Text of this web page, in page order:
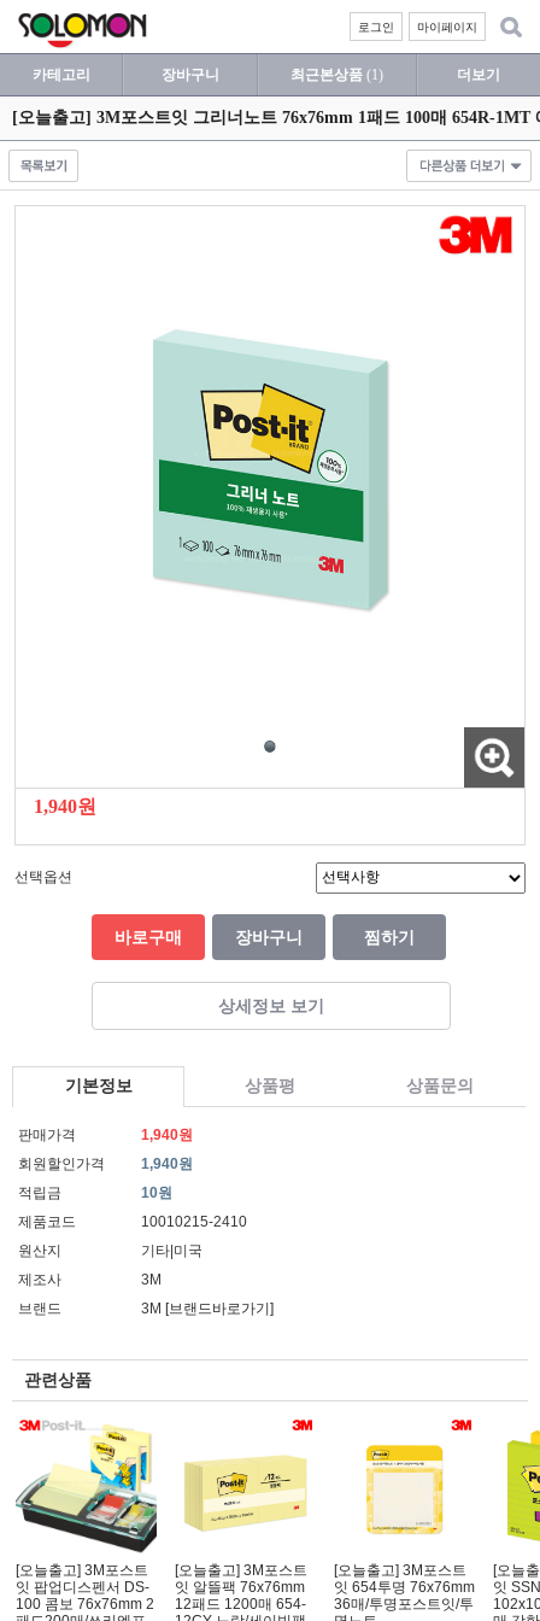
마이페이지
로그인
카테고리 장바구니 최근본상품 (1) 더보기
[오늘출고] 3M포스트잇 그리너노트 76x76mm 1패드 100매 654R-1MT
1,940원
선택옵션
바로구매 장바구니 찜하기
상세정보 보기
기본정보 상품평 상품문의
판매가격
1,940원
회원할인가격
1,940원
적립금
10원
제품코드
10010215-2410
원산지
기타|미국
제조사
3M
브랜드
3M [브랜드바로가기]
관련상품
[오늘출고] 3M포스트
잇 팝업디스펜서 DS-
100 콤보 76x76mm 2
[오늘출고] 3M포스트
잇 알뜰팩 76x76mm
12패드 1200매 654-
[오늘출고] 3M포스트
잇 654투명 76x76mm
36매/투명포스트잇/투
[오늘
잇